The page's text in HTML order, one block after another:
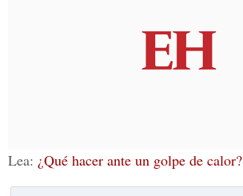
Lea: ¿Qué hacer ante un golpe de calor?